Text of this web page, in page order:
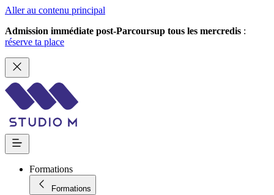
Aller au contenu principal
Admission immédiate post-Parcoursup tous les mercredis :
réserve ta place
Formations
Formations